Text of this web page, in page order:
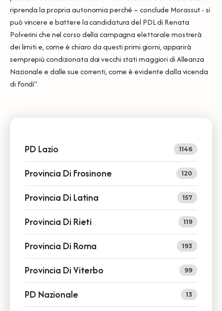
riprenda la propria autonomia perché – conclude Morassut - si
può vincere e battere la candidatura del PDL di Renata
Polverini che nel corso della campagna elettorale mostrerà
dei limiti e, come è chiaro da questi primi giorni, apparirà
semprepiù condizionata dai vecchi stati maggiori di Alleanza
Nazionale e dalle sue correnti, come è evidente dalla vicenda
di Fondi”.
PD Lazio 1146
Provincia Di Frosinone 120
Provincia Di Latina 157
Provincia Di Rieti 119
Provincia Di Roma 193
Provincia Di Viterbo 99
PD Nazionale 13